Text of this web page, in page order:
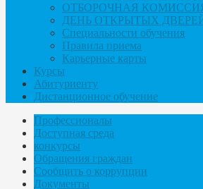
ОТБОРОЧНАЯ
ДЕНЬ ОТКРЫТЫХ
Специальности обучения
Правила приема
Карьерные карты
Курсы
Абитуриенту
Дистанционное обучение
Профессионалы
Доступная среда
конкурсы
Обращения граждан
Сообщить о коррупции
Документы